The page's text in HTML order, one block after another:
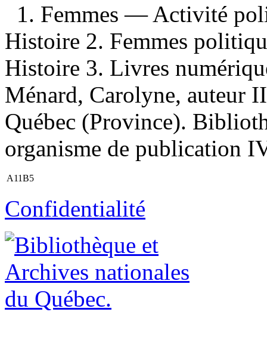
1. Femmes — Activité
Histoire 2. Femmes
Histoire 3. Livres
Ménard, Carolyne, auteur
Québec (Province).
organisme de publication
A11B5
Confidentialité